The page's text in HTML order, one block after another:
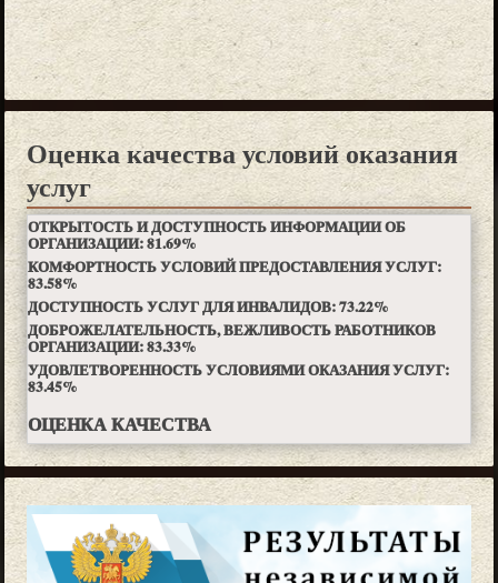
Оценка качества условий оказания
услуг
ОТКРЫТОСТЬ И ДОСТУПНОСТЬ ИНФОРМАЦИИ ОБ
ОРГАНИЗАЦИИ:81.69%
КОМФОРТНОСТЬ УСЛОВИЙ ПРЕДОСТАВЛЕНИЯ УСЛУГ:
83.58%
ДОСТУПНОСТЬ УСЛУГ ДЛЯ ИНВАЛИДОВ:73.22%
ДОБРОЖЕЛАТЕЛЬНОСТЬ, ВЕЖЛИВОСТЬ РАБОТНИКОВ
ОРГАНИЗАЦИИ:83.33%
УДОВЛЕТВОРЕННОСТЬ УСЛОВИЯМИ ОКАЗАНИЯ УСЛУГ:
83.45%
ОЦЕНКА КАЧЕСТВА